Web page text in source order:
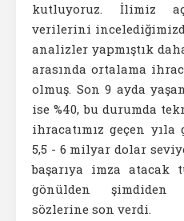
kutluyoruz. İlimiz
verilerini
analizler yapmıştık
arasında ortalama
olmuş. Son 9 ayda
ise %40, bu durumda
ihracatımız geçen
5,5 - 6 milyar dolar
başarıya imza atacak
gönülden şimdiden
sözlerine son verdi.